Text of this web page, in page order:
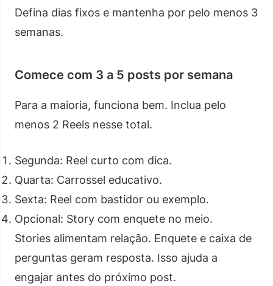
Defina dias fixos e mantenha por pelo menos 3
semanas.
Comece com 3 a 5 posts por semana
Para a maioria, funciona bem. Inclua pelo
menos 2 Reels nesse total.
Segunda: Reel curto com dica.
Quarta: Carrossel educativo.
Sexta: Reel com bastidor ou exemplo.
Opcional: Story com enquete no meio.
Stories alimentam relação. Enquete e caixa de
perguntas geram resposta. Isso ajuda a
engajar antes do próximo post.